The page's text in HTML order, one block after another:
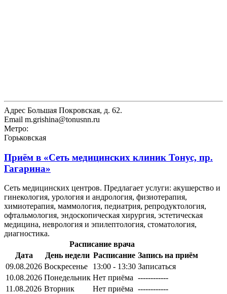
Адрес Большая Покровская, д. 62.
Email m.grishina@tonusnn.ru
Метро:
Горьковская
Приём в «Сеть медицинских клиник Тонус, пр.
Гагарина»
Сеть медицинских центров. Предлагает услуги: акушерство и
гинекология, урология и андрология, физиотерапия,
химиотерапия, маммология, педиатрия, репродуктология,
офтальмология, эндоскопическая хирургия, эстетическая
медицина, неврология и эпилептология, стоматология,
диагностика.
Расписание врача
Дата
День недели Расписание Запись на приём
09.08.2026 Воскресенье 13:00 - 13:30 Записаться
10.08.2026 Понедельник Нет приёма ------------
11.08.2026 Вторник Нет приёма ------------